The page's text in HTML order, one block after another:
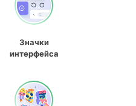
Значки
интерфейса